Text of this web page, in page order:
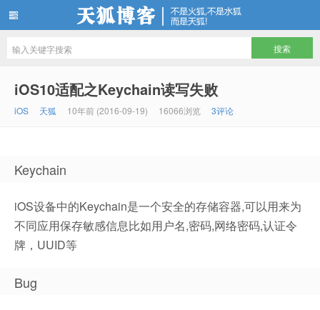
iOS10适配之Keychain读写失败
iOS 天狐 10年前 (2016-09-19) 16066浏览 3评论
Keychain
iOS设备中的Keychain是一个安全的存储容器,可以用来为
不同应用保存敏感信息比如用户名,密码,网络密码,认证令
牌，UUID等
Bug